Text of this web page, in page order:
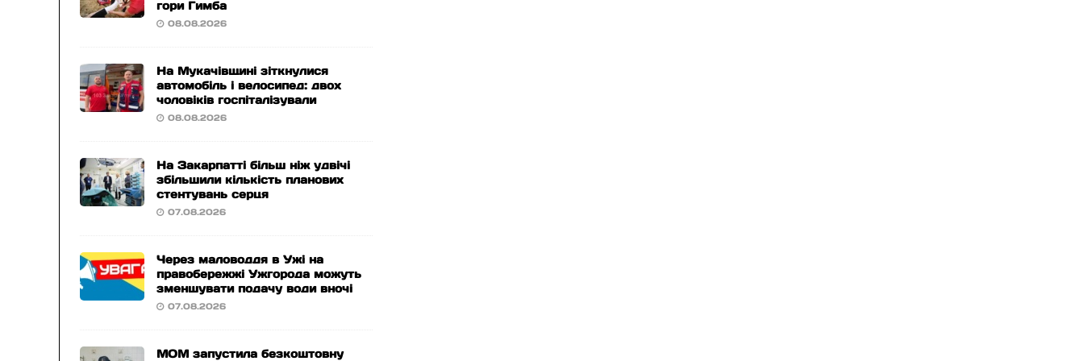
гори Гимба
08.08.2026
На Мукачівщині зіткнулися
автомобіль і велосипед: двох
чоловіків госпіталізували
08.08.2026
На Закарпатті більш ніж удвічі
збільшили кількість планових
стентувань серця
07.08.2026
Через маловоддя в Ужі на
правобережжі Ужгорода можуть
зменшувати подачу води вночі
07.08.2026
МОМ запустила безкоштовну